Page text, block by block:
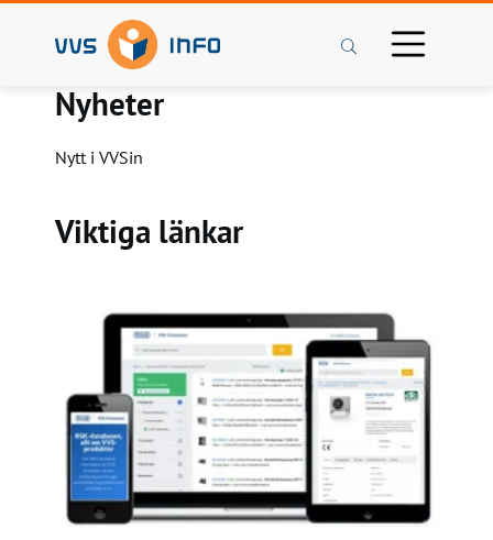
Sök
Nyheter
Nytt i VVSin
Viktiga länkar